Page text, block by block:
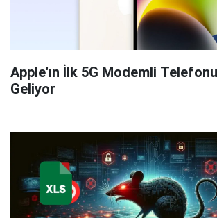
Apple'ın İlk 5G Modemli
Geliyor